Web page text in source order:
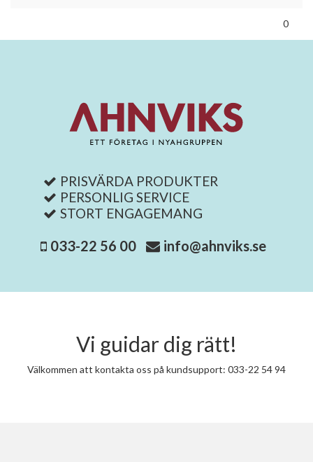
0
PRISVÄRDA PRODUKTER
PERSONLIG SERVICE
STORT ENGAGEMANG
033-22 56 00 info@ahnviks.se
Vi guidar dig rätt!
Välkommen att kontakta oss på kundsupport: 033-22 54 94